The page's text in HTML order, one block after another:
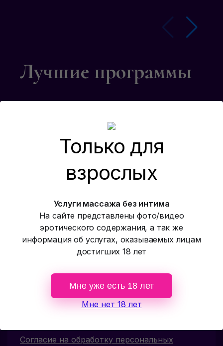
Лучшие программы
Контакты
М. Калужская, ул. Обручева , 35
ГРАФИК:
Круглосуточно!
+7(929) 560-15-45
Согласие на обработку персональных
Только для
взрослых
Услуги массажа без интима
На сайте представлены фото/видео
эротического содержания, а так же
информация об услугах, оказываемых лицам
достигших 18 лет
Мне уже есть 18 лет
Мне нет 18 лет